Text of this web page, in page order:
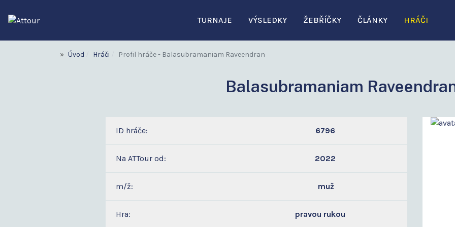
TURNAJE VÝSLEDKY ŽEBŘÍČKY ČLÁNKY HRÁČI
Úvod Hráči Profil hráče - Balasubramaniam Raveendran
Balasubramaniam
ID hráče: 6796
Na ATTour od: 2022
m/ž: muž
Hra: pravou rukou